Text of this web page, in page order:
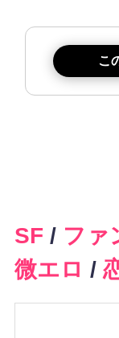
こ
SF / ファ
微エロ /